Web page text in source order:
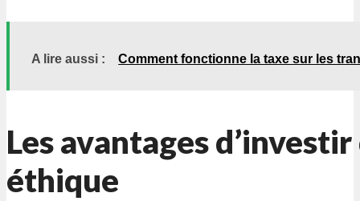
A lire aussi : Comment fonctionne la taxe sur les
Les avantages
éthique